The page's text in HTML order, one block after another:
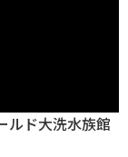
ルド大洗水族館